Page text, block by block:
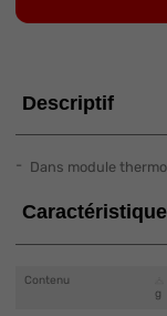
Descriptif
Dans module
Contenu
g